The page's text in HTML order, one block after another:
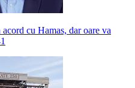
cu Hamas, dar oare va